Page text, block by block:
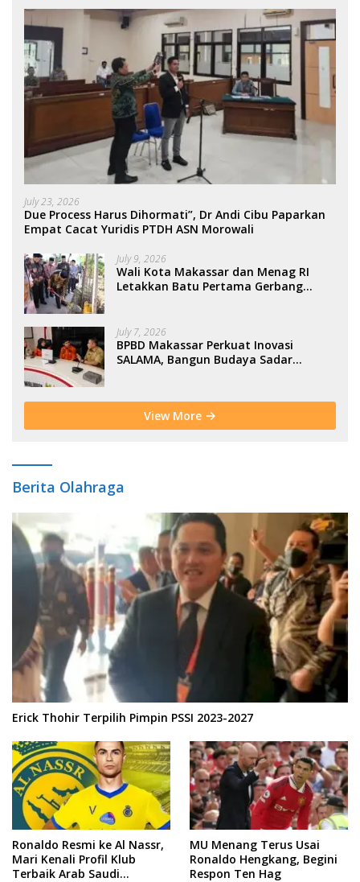
July 23, 2026
Due Process Harus Dihormati”, Dr Andi Cibu Paparkan
Empat Cacat Yuridis PTDH ASN Morowali
July 9, 2026
Wali Kota Makassar dan Menag RI
Letakkan Batu Pertama Gerbang
July 7, 2026
BPBD Makassar Perkuat Inovasi
SALAMA, Bangun Budaya Sadar
View More
Berita Olahraga
Erick Thohir Terpilih Pimpin PSSI 2023-2027
Ronaldo Resmi ke Al Nassr,
Mari Kenali Profil Klub
Terbaik Arab Saudi
MU Menang Terus Usai
Ronaldo Hengkang, Begini
Respon Ten Hag